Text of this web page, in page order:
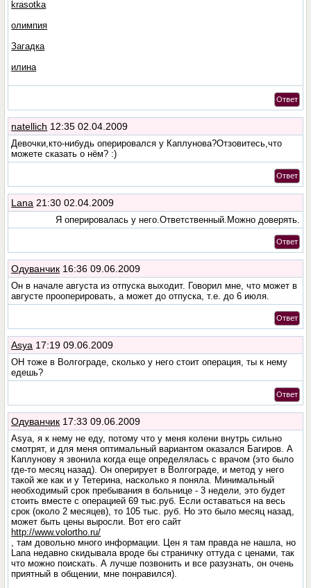
krasotka
олимпия
Загадка
илина
Ответ
natellich 12:35 02.04.2009
Девочки,кто-нибудь оперировался у Каплунова?Отзовитесь,что
можете сказать о нём? :)
Ответ
Lana 21:30 02.04.2009
Я оперировалась у него.Ответственный.Можно доверять.
Ответ
Одуванчик 16:36 09.06.2009
Он в начале августа из отпуска выходит. Говорил мне, что может в
августе прооперировать, а может до отпуска, т.е. до 6 июля.
Ответ
Asya 17:19 09.06.2009
ОН тоже в Волгограде, сколько у него стоит операция, ты к нему
едешь?
Ответ
Одуванчик 17:33 09.06.2009
Asya, я к нему не еду, потому что у меня колени внутрь сильно
смотрят, и для меня оптимальный вариантом оказался Багиров. А
Каплунову я звонила когда еще определялась с врачом (это было
где-то месяц назад). Он оперирует в Волгограде, и метод у него
такой же как и у Тетерина, насколько я поняла. Минимальный
необходимый срок пребывания в больнице - 3 недели, это будет
стоить вместе с операцией 69 тыс.руб. Если оставаться на весь
срок (около 2 месяцев), то 105 тыс. руб. Но это было месяц назад,
может быть цены выросли. Вот его сайт
http://www.volortho.ru/
, там довольно много информации. Цен я там правда не нашла, но
Lana недавно скидывала вроде бы страничку оттуда с ценами, так
что можно поискать. А лучше позвонить и все разузнать, он очень
приятный в общении, мне понравился).